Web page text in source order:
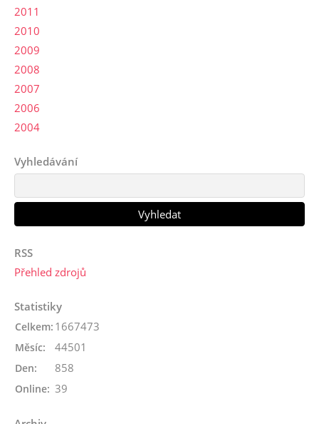
2011
2010
2009
2008
2007
2006
2004
Vyhledávání
RSS
Přehled zdrojů
Statistiky
Online: 39
Celkem: 1667473
Měsíc: 44501
Den: 858